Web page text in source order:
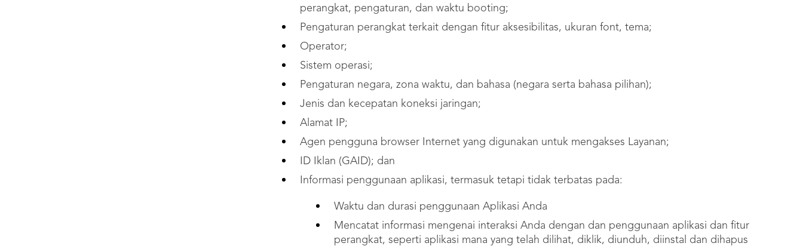
perangkat, pengaturan, dan waktu booting;
Pengaturan perangkat terkait dengan fitur aksesibilitas, ukuran font, tema;
Operator;
Sistem operasi;
Pengaturan negara, zona waktu, dan bahasa (negara serta bahasa pilihan);
Jenis dan kecepatan koneksi jaringan;
Alamat IP;
Agen pengguna browser Internet yang digunakan untuk mengakses Layanan;
ID Iklan (GAID); dan
Informasi penggunaan aplikasi, termasuk tetapi tidak terbatas pada:
Waktu dan durasi penggunaan Aplikasi Anda
Mencatat informasi mengenai interaksi Anda dengan dan penggunaan aplikasi dan fitur
perangkat, seperti aplikasi mana yang telah dilihat, diklik, diunduh, diinstal dan dihapus